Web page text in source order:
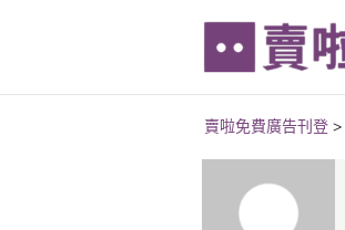
賣啦免費廣告刊登 >